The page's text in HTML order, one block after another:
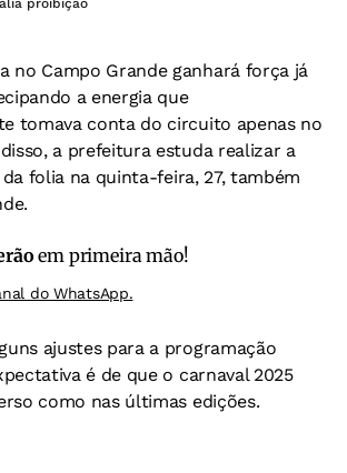
proibição
no Campo Grande ganhará força já
a energia que
tomava conta do circuito apenas no
a prefeitura estuda realizar a
folia na quinta-feira, 27, também
em primeira mão!
do WhatsApp.
ajustes para a programação
é de que o carnaval 2025
como nas últimas edições.